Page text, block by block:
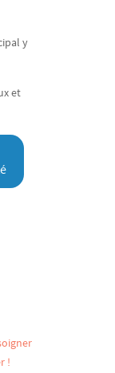
y
et
!